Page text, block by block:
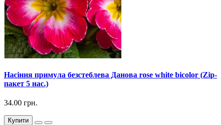
Насіння примула безстеблева Данова rose white bicolor (Zip-
пакет 5 нас.)
34.00 грн.
Купити